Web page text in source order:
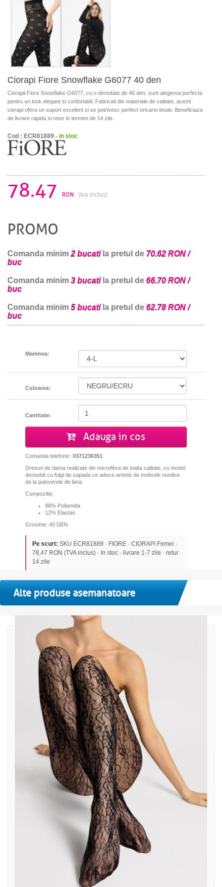
Ciorapi Fiore Snowflake G6077 40 den
Ciorapii Fiore Snowflake G6077, cu o densitate de 40 den, sunt alegerea perfecta
pentru un look elegant si confortabil. Fabricati din materiale de calitate, acesti
ciorapi ofera un suport excelent si se potrivesc perfect oricarei tinute. Beneficiaza
de livrare rapida si retur in termen de 14 zile.
Cod : ECR81889 - in stoc
78.47 RON (tva inclus)
PROMO
Comanda minim 2 bucatila pretul de 70.62 RON /
buc
Comanda minim 3 bucatila pretul de 66.70 RON /
buc
Comanda minim 5 bucatila pretul de 62.78 RON /
buc
Marimea:
Culoarea:
Cantitate:
Adauga in cos
Comanda telefonic: 0371236351
Dresuri de dama realizate din microfibra de inalta calitate, cu model
deosebit cu fulgi de zapada ce aduce aminte de motivele nordice
de la puloverele de lana.
Compozitie:
88% Poliamida
12% Elastan
Grosime: 40 DEN
Pe scurt: SKU ECR81889 · FIORE · CIORAPI Femei ·
78,47 RON (TVA inclus) · In stoc · livrare 1-7 zile · retur
14 zile
Alte produse asemanatoare